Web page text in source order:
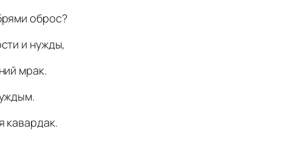
оброс?
и нужды,
мрак.
кавардак.